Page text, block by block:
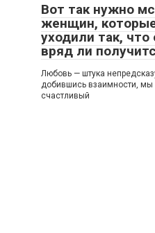
Вот так нужно
женщин,
уходили так,
вряд ли
Любовь — штука
добившись взаимности, мы
счастливый